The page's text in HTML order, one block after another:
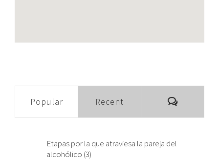
Popular Recent
Etapas por la que atraviesa la pareja del
alcohólico (3)